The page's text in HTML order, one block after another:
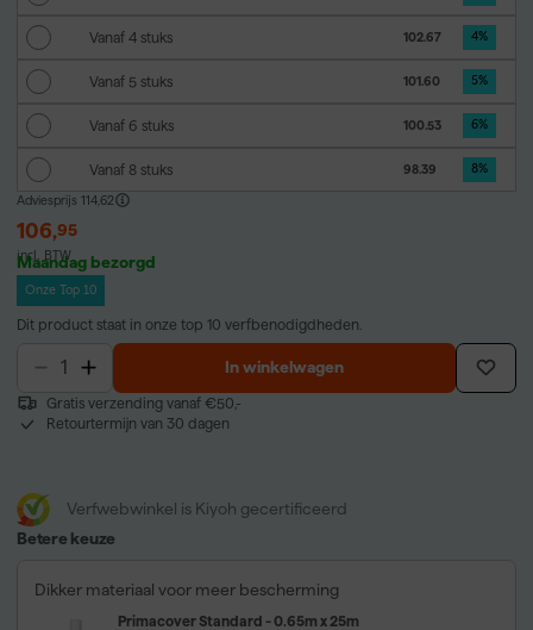
Vanaf 4 stuks 102.67 4%
Vanaf 5 stuks 101.60 5%
Vanaf 6 stuks 100.53 6%
Vanaf 8 stuks 98.39 8%
Adviesprijs 114,62
106,95
incl. BTW
Maandag bezorgd
Onze Top 10
Dit product staat in onze top 10 verfbenodigdheden.
In winkelwagen
Gratis verzending vanaf €50,-
Retourtermijn van 30 dagen
Verfwebwinkel is Kiyoh gecertificeerd
Betere keuze
Dikker materiaal voor meer bescherming
Primacover Standard - 0.65m x 25m